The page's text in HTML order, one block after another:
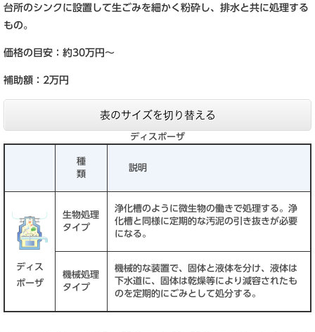
台所のシンクに設置して生ごみを細かく粉砕し、排水と共に処理する
もの。
価格の目安：約30万円～
補助額：2万円
表のサイズを切り替える
ディスポーザ
種
類
説明
ディス
ポーザ
生物処理
タイプ
浄化槽のように微生物の働きで処理する。浄
化槽と同様に定期的な汚泥の引き抜きが必要
になる。
機械処理
タイプ
機械的な装置で、固体と液体を分け、液体は
下水道に、固体は乾燥等により減容されたも
のを定期的にごみとして処分する。